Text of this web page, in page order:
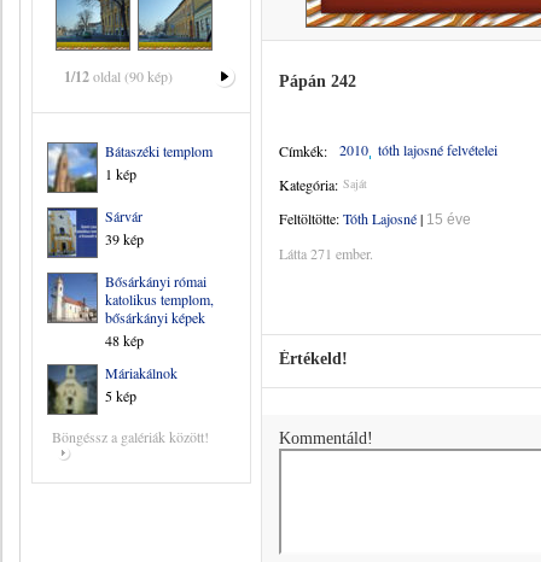
1/12oldal (90 kép)
Bátaszéki templom
1 kép
Sárvár
39 kép
Bősárkányi római
katolikus templom,
bősárkányi képek
48 kép
Máriakálnok
5 kép
Böngéssz a galériák között!
Pápán 242
Címkék: 2010 tóth lajosné felvételei
Kategória: Saját
Feltöltötte:Tóth Lajosné| 15 éve
Látta 271 ember.
Értékeld!
Kommentáld!